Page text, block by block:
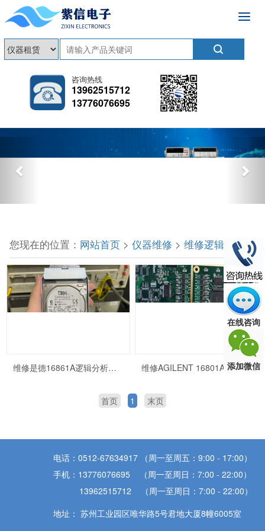
咨询热线
13962515712
13776076695
您现在的位置： 网站首页> 仪器维修 > 维修逻辑分析仪
维修是德16861A逻辑分析仪 KEYSIGHT逻辑分析仪检修 维修AGILENT 16801A逻辑分析仪安捷伦逻辑分析仪常见故障维修
首页 1 末页
电话：0512-67634917 （周一至周五：9:00 - 17:00）
手机：13776076695 （周一至周日：7:00 - 22:00）
13962515712 （周一至周日：7:00 - 22:00）
地址： 苏州工业园区唯华路5号君地大厦8幢6005室
在线咨询
添加微信